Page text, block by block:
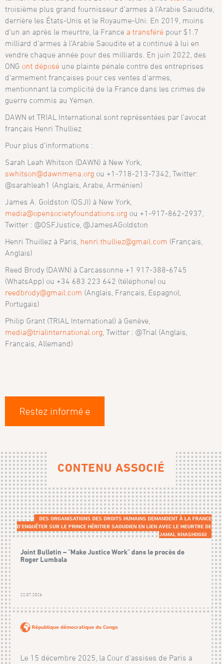
troisième plus grand fournisseur d’armes à l’Arabie Saoudite,
derrière les États-Unis et le Royaume-Uni. En 2019, moins
d’un an après le meurtre, la France a transféré pour $1.7
milliard d’armes à l’Arabie Saoudite et a continué à lui en
vendre chaque année pour des milliards. En juin 2022, des
ONG ont déposé une plainte pénale contre des entreprises
d’armement françaises pour ces ventes d’armes,
mentionnant la complicité de la France dans les crimes de
guerre commis au Yémen.
DAWN et TRIAL International sont représentées par l’avocat
français Henri Thulliez.
Pour plus d’informations :
Sarah Leah Whitson (DAWN) à New York,
swhitson@dawnmena.org ou +1-718-213-7342, Twitter:
@sarahleah1 (Anglais, Arabe, Arménien)
James A. Goldston (OSJI) à New York,
media@opensocietyfoundations.org ou +1-917-862-2937,
Twitter : @OSFJustice, @JamesAGoldston
Henri Thuillez à Paris, henri.thulliez@gmail.com (Français,
Anglais)
Reed Brody (DAWN) à Carcassonne +1 917-388-6745
(WhatsApp) ou +34 683 223 642 (téléphone) ou
reedbrody@gmail.com (Anglais, Français, Espagnol,
Portugais)
Philip Grant (TRIAL International) à Genève,
media@trialinternational.org , Twitter : @Trial (Anglais,
Français, Allemand)
Restez informé·e
CONTENU ASSOCIÉ
DES ORGANISATIONS DES DROITS HUMAINS DEMANDENT À LA FRANCE
D’ENQUÊTER SUR LE PRINCE HÉRITIER SAOUDIEN EN LIEN AVEC LE MEURTRE DE
JAMAL KHASHOGGI
Joint Bulletin – "Make Justice Work" dans le procès de
Roger Lumbala
22.07.2026
République démocratique du Congo
Le 15 décembre 2025, la Cour d'assises de Paris a